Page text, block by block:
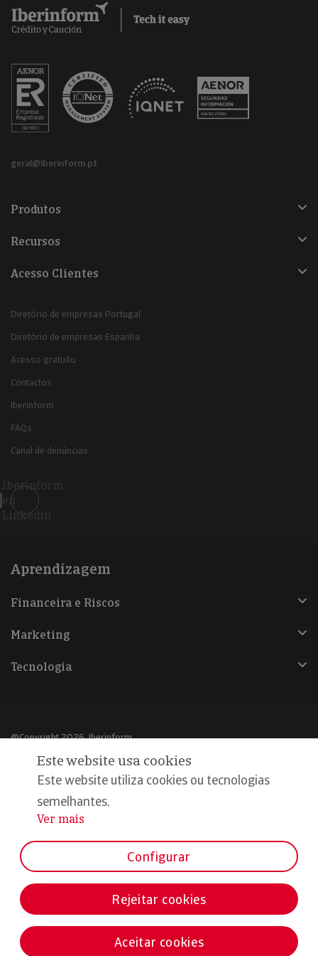
geral@iberinform.pt
Produtos
Recursos
Acesso Clientes
Diretório de empresas Portugal
Diretório de empresas Espanha
Acesso gratuito
Contactos
Iberinform
FAQs
Canal de denúncias
Iberinform
en
Linkedin
Aprendizagem
Financeira e Riscos
Marketing
Tecnologia
@Copyright 2026, Iberinform
Política de cookies
Declaração de privacidade
Compromisso qualidade e segurança
Este website usa cookies
Este website utiliza cookies ou tecnologias
semelhantes,
...
Ver mais
Configurar
Rejeitar cookies
Aceitar cookies